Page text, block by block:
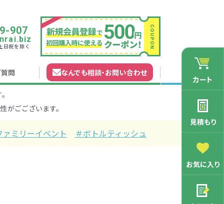
円
記念品
ン向け
イド
問 なんでも相談・お問い合わせ
907
祝を除く
カート
見積もり
お気に入り
がごございます。
ァミリーイベント ＃ボトルティッシュ